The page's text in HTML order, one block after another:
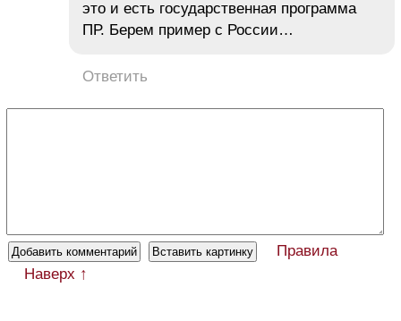
это и есть государственная программа
ПР. Берем пример с России…
Ответить
Правила
Наверх ↑